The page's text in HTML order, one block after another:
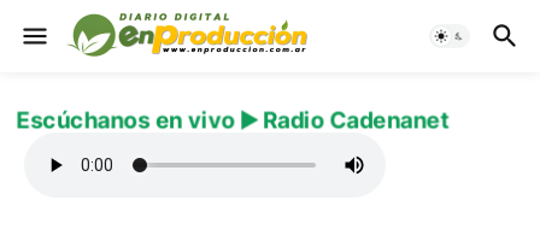
Escúchanos en vivo ▶️ Radio Cadenanet